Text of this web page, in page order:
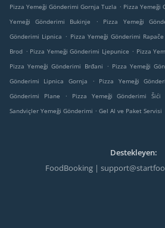
Pizza Yemeği Gönderimi Gornja Tuzla . Pizza Yemeği
Yemeği Gönderimi Bukinje
. Pizza Yemeği
Gönderimi Lipnica . Pizza Yemeği Gönderimi Rapače
Brod . Pizza Yemeği Gönderimi Ljepunice . Pizza
Pizza Yemeği Gönderimi Brđani
. Pizza Yemeği
Gönderimi Lipnica Gornja
. Pizza Yemeği
Gönderimi Plane
. Pizza Yemeği Gönderimi Šići
Sandviçler Yemeği Gönderimi . Gel Al ve Paket Servisi
Destekleyen:
FoodBooking |